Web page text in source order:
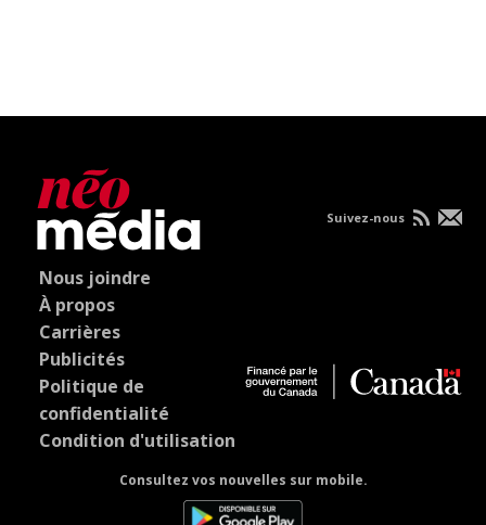
Nous joindre
À propos
Carrières
Publicités
Politique de
confidentialité
Condition d'utilisation
Consultez vos nouvelles sur mobile.
Suivez-nous